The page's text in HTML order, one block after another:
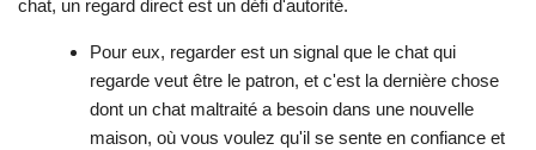
chat, un regard direct est un défi d'autorité.
Pour eux, regarder est un signal que le chat qui
regarde veut être le patron, et c'est la dernière chose
dont un chat maltraité a besoin dans une nouvelle
maison, où vous voulez qu'il se sente en confiance et